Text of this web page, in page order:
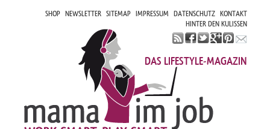
SHOP NEWSLETTER SITEMAP IMPRESSUM DATENSCHUTZ KONTAKT
HINTER DEN KULISSEN
DAS LIFESTYLE-MAGAZIN